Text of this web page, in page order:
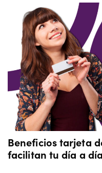
Beneficios tarjeta
facilitan tu día a día